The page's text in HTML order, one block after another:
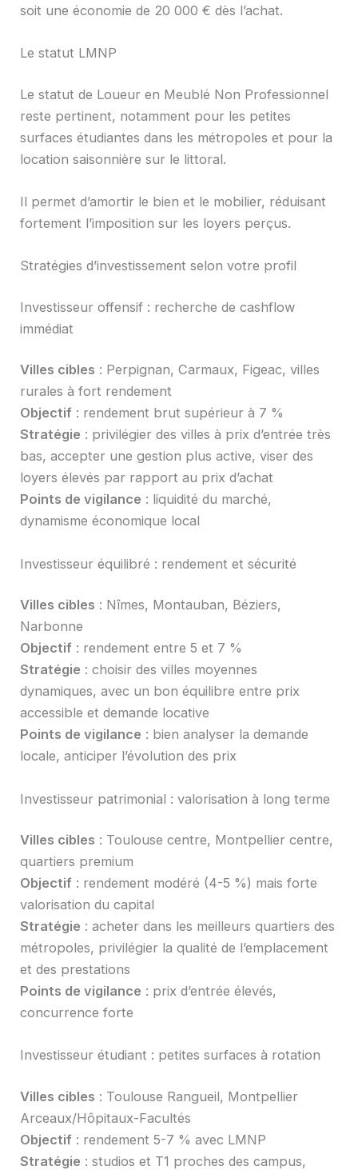
soit une économie de 20 000 € dès l’achat.
Le statut LMNP
Le statut de Loueur en Meublé Non Professionnel
reste pertinent, notamment pour les petites
surfaces étudiantes dans les métropoles et pour la
location saisonnière sur le littoral.
Il permet d’amortir le bien et le mobilier, réduisant
fortement l’imposition sur les loyers perçus.
Stratégies d’investissement selon votre profil
Investisseur offensif : recherche de cashflow
immédiat
Villes cibles : Perpignan, Carmaux, Figeac, villes
rurales à fort rendement
Objectif : rendement brut supérieur à 7 %
Stratégie : privilégier des villes à prix d’entrée très
bas, accepter une gestion plus active, viser des
loyers élevés par rapport au prix d’achat
Points de vigilance : liquidité du marché,
dynamisme économique local
Investisseur équilibré : rendement et sécurité
Villes cibles : Nîmes, Montauban, Béziers,
Narbonne
Objectif : rendement entre 5 et 7 %
Stratégie : choisir des villes moyennes
dynamiques, avec un bon équilibre entre prix
accessible et demande locative
Points de vigilance : bien analyser la demande
locale, anticiper l’évolution des prix
Investisseur patrimonial : valorisation à long terme
Villes cibles : Toulouse centre, Montpellier centre,
quartiers premium
Objectif : rendement modéré (4-5 %) mais forte
valorisation du capital
Stratégie : acheter dans les meilleurs quartiers des
métropoles, privilégier la qualité de l’emplacement
et des prestations
Points de vigilance : prix d’entrée élevés,
concurrence forte
Investisseur étudiant : petites surfaces à rotation
Villes cibles : Toulouse Rangueil, Montpellier
Arceaux/Hôpitaux-Facultés
Objectif : rendement 5-7 % avec LMNP
Stratégie : studios et T1 proches des campus,